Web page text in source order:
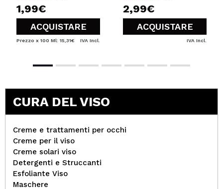
1,99€
ACQUISTARE
Prezzo x 100 Ml: 15,31€ IVA Incl.
2,99€
ACQUISTARE
IVA Incl.
CURA DEL VISO
Creme e trattamenti per occhi
Creme per il viso
Creme solari viso
Detergenti e Struccanti
Esfoliante Viso
Maschere